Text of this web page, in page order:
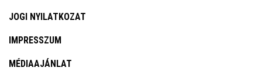
JOGI NYILATKOZAT
IMPRESSZUM
MÉDIAAJÁNLAT